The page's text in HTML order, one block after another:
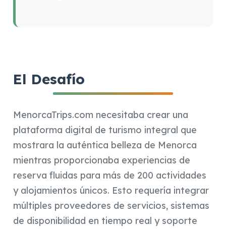
El Desafío
MenorcaTrips.com necesitaba crear una
plataforma digital de turismo integral que
mostrara la auténtica belleza de Menorca
mientras proporcionaba experiencias de
reserva fluidas para más de 200 actividades
y alojamientos únicos. Esto requería integrar
múltiples proveedores de servicios, sistemas
de disponibilidad en tiempo real y soporte